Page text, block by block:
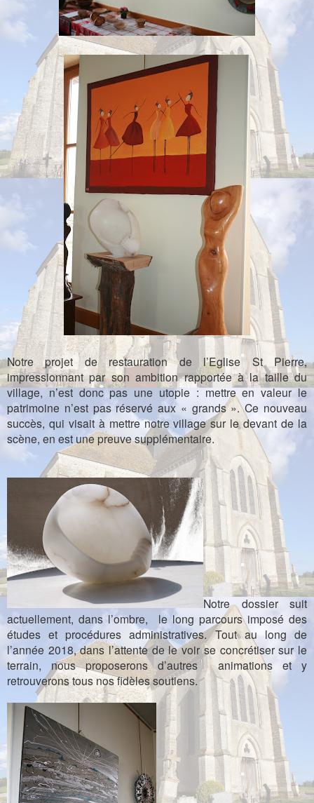
Notre projet de restauration de l’Eglise St Pierre,
impressionnant par son ambition rapportée à la taille du
village, n’est donc pas une utopie : mettre en valeur le
patrimoine n’est pas réservé aux « grands ». Ce nouveau
succès, qui visait à mettre notre village sur le devant de la
scène, en est une preuve supplémentaire.
Notre dossier suit
actuellement, dans l’ombre, le long parcours imposé des
études et procédures administratives. Tout au long de
l’année 2018, dans l’attente de le voir se concrétiser sur le
terrain, nous proposerons d’autres animations et y
retrouverons tous nos fidèles soutiens.